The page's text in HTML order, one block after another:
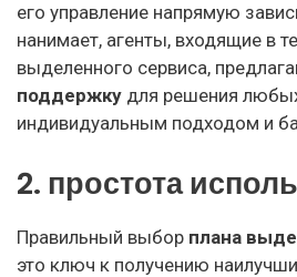
его управление напрямую
нанимает, агенты, входящие в
выделенного сервиса,
поддержку для решения
индивидуальным подходом и
2. простота
Правильный выбор плана
это ключ к получению